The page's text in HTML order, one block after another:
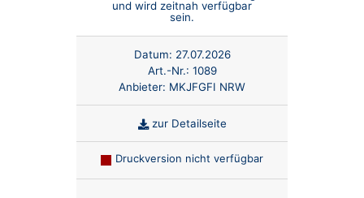
und wird zeitnah verfügbar
sein.
Datum: 27.07.2026
Art.-Nr.: 1089
Anbieter: MKJFGFI NRW
zur Detailseite
Druckversion nicht verfügbar